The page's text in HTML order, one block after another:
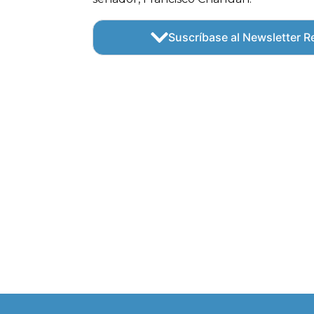
Suscríbase al Newsletter